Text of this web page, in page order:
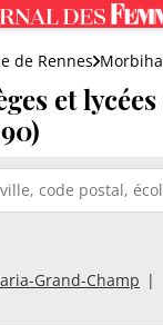
de Rennes
et
Grand-Champ